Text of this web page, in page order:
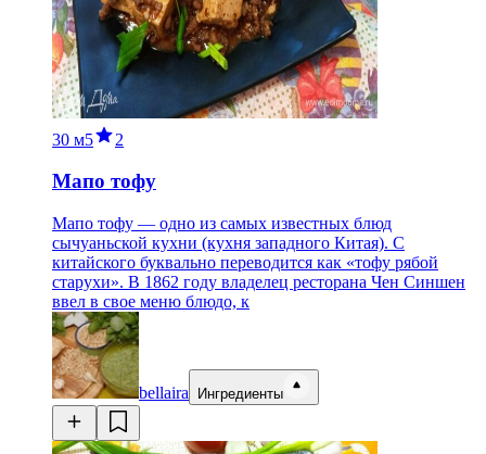
30 м5 2
Мапо тофу
Мапо тофу — одно из самых известных блюд
сычуаньской кухни (кухня западного Китая). С
китайского буквально переводится как «тофу рябой
старухи». В 1862 году владелец ресторана Чен Синшен
ввел в свое меню блюдо, к
bellaira Ингредиенты